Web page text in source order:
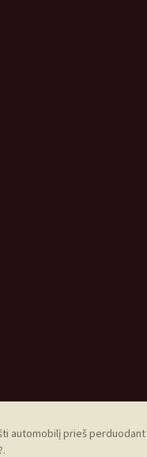
automobilį prieš perduodant